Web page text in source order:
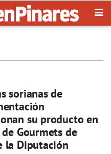
sorianas de
su producto en
Gourmets de
la Diputación